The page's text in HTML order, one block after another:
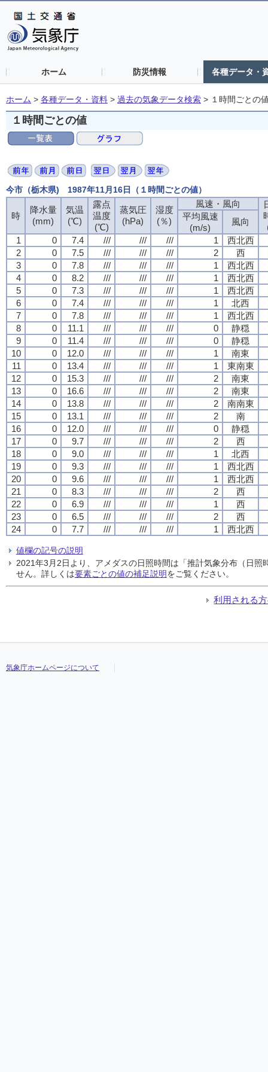
ホーム 防災情報 各種データ・
ホーム > 各種データ・資料 > 過去の気象データ検索 > １時間ごとの
１時間ごとの値
今市（栃木県) 1987年11月16日（１時間ごとの値）
時
降水量
(mm)
気温
(℃)
露点
温度
(℃)
蒸気圧
(hPa)
湿度
(％)
風速・風向
平均風速
(m/s)
風向
1
0 7.4 /// /// /// 1
西北西
2
0 7.5 /// /// /// 2
西
3
0 7.8 /// /// /// 1
西北西
4
0 8.2 /// /// /// 1
西北西
5
0 7.3 /// /// /// 1
西北西
6
0 7.4 /// /// /// 1
北西
7
0 7.8 /// /// /// 1
西北西
8
0 11.1 /// /// /// 0
静穏
9
0 11.4 /// /// /// 0
静穏
10
0 12.0 /// /// /// 1
南東
11
0 13.4 /// /// /// 1
東南東
12
0 15.3 /// /// /// 2
南東
13
0 16.6 /// /// /// 2
南東
14
0 13.8 /// /// /// 2
南南東
15
0 13.1 /// /// /// 2
南
16
0 12.0 /// /// /// 0
静穏
17
0 9.7 /// /// /// 2
西
18
0 9.0 /// /// /// 1
北西
19
0 9.3 /// /// /// 1
西北西
20
0 9.6 /// /// /// 1
西北西
21
0 8.3 /// /// /// 2
西
22
0 6.9 /// /// /// 1
西
23
0 6.5 /// /// /// 2
西
24
0 7.7 /// /// /// 1 西北西
値欄の記号の説明
2021年3月2日より、アメダスの日照時間は「推計気象分布（日
せん。詳しくは要素ごとの値の補足説明をご覧ください。
利用される
気象庁ホームページについて